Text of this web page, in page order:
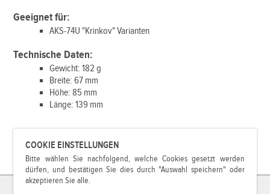
COOKIE EINSTELLUNGEN
Bitte wählen Sie nachfolgend, welche Cookies gesetzt werden
dürfen, und bestätigen Sie dies durch "Auswahl speichern" oder
akzeptieren Sie alle.
Geeignet für:
AKS-74U "Krinkov" Varianten
Technische Daten:
Gewicht: 182 g
Breite: 67 mm
Höhe: 85 mm
Länge: 139 mm